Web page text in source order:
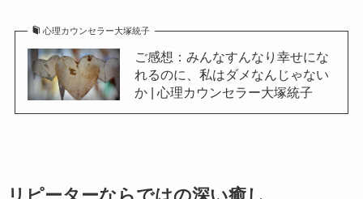
心理カウンセラー大塚統子
ご感想：みんなすんなり幸せにな
れるのに、私はダメなんじゃない
か | 心理カウンセラー大塚統子